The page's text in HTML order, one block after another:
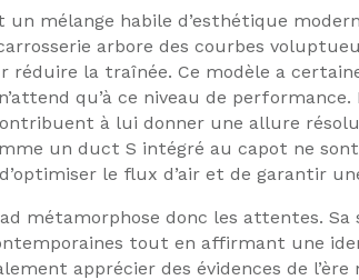
un mélange habile d’esthétique
arbore des courbes
réduire la traînée. Ce modèle a
qu’à ce niveau de
à lui donner une allure
un duct S intégré au capot ne
le flux d’air et de garantir
métamorphose donc les attentes.
tout en affirmant une
apprécier des évidences de